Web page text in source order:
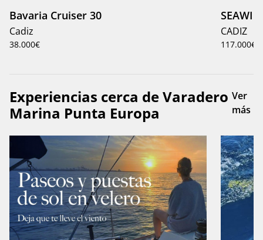
Bavaria Cruiser 30
Cadiz
38.000€
CADIZ
117.000€
Experiencias cerca de Varadero
Marina Punta Europa
Ver
más